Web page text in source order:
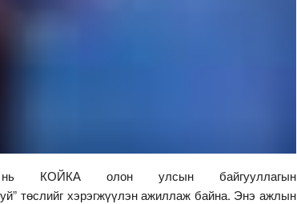
КОЙКА олон улсын байгууллагын
төслийг хэрэгжүүлэн ажиллаж байна. Энэ ажлын